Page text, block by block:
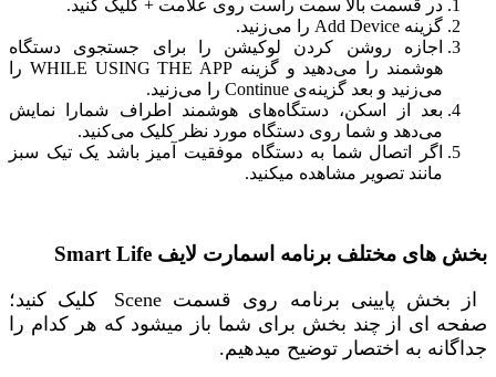
در قسمت بالا سمت راست روی علامت + کلیک کنید.
گزینه Add Device را می‌زنید.
اجازه روشن کردن لوکیشن را برای جستجوی دستگاه
هوشمند را می‌دهید و گزینه WHILE USING THE APP را
می‌زنید و بعد گزینه‌ی Continue را می‌زنید.
بعد از اسکن، دستگاه‌های هوشمند اطراف شمارا نمایش
می‌دهد و شما روی دستگاه مورد نظر کلیک می‌کنید.
اگر اتصال شما به دستگاه موفقیت آمیز باشد یک تیک سبز
مانند تصویر مشاهده میکنید.
بخش های مختلف برنامه اسمارت لایف Smart Life
از بخش پایینی برنامه روی قسمت Scene کلیک کنید؛
صفحه ای از چند بخش برای شما باز میشود که هر کدام را
جداگانه به اختصار توضیح میدهیم.